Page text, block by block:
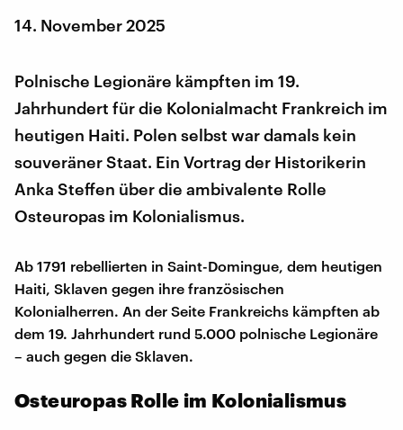
14. November 2025
Polnische Legionäre kämpften im 19.
Jahrhundert für die Kolonialmacht Frankreich im
heutigen Haiti. Polen selbst war damals kein
souveräner Staat. Ein Vortrag der Historikerin
Anka Steffen über die ambivalente Rolle
Osteuropas im Kolonialismus.
Ab 1791 rebellierten in Saint-Domingue, dem heutigen
Haiti, Sklaven gegen ihre französischen
Kolonialherren. An der Seite Frankreichs kämpften ab
dem 19. Jahrhundert rund 5.000 polnische Legionäre
– auch gegen die Sklaven.
Osteuropas Rolle im Kolonialismus